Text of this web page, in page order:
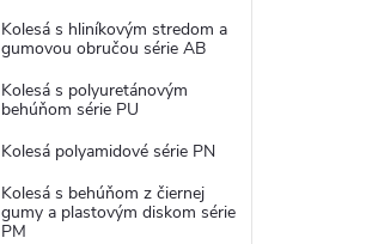
Kolesá s hliníkovým stredom a
gumovou obručou série AB
Kolesá s polyuretánovým
behúňom série PU
Kolesá polyamidové série PN
Kolesá s behúňom z čiernej
gumy a plastovým diskom série
PM